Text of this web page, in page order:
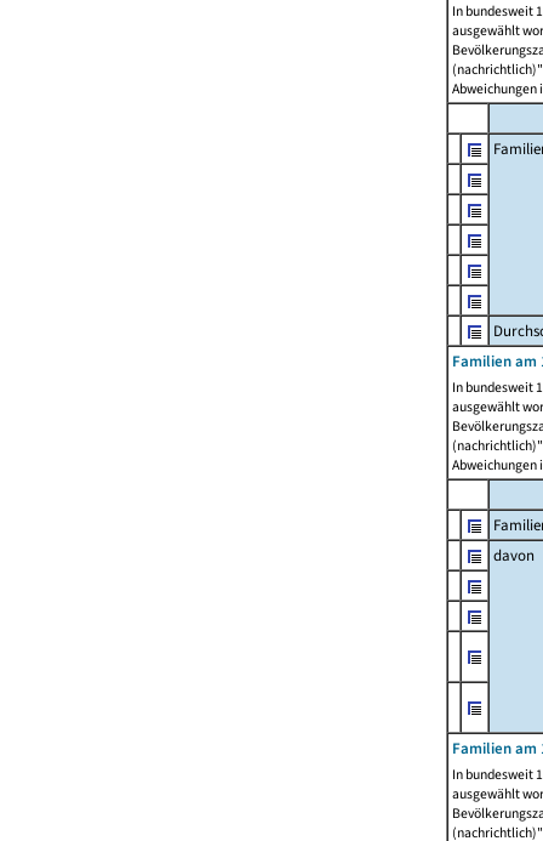
In bundesweit
ausgewählt
Abweichungen
Familien am
In bundesweit
ausgewählt
Abweichungen
davon
Familien am
In bundesweit
ausgewählt